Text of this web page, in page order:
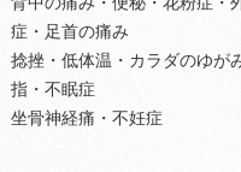
症・足首の痛み
捻挫・低体温・カラダのゆが
指・不眠症
坐骨神経痛・不妊症